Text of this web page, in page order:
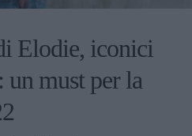
Elodie, iconici
un must per la